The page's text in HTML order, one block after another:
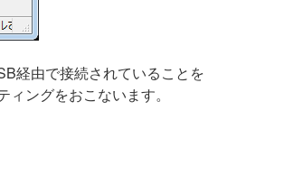
経由で接続されていることを
ングをおこないます。